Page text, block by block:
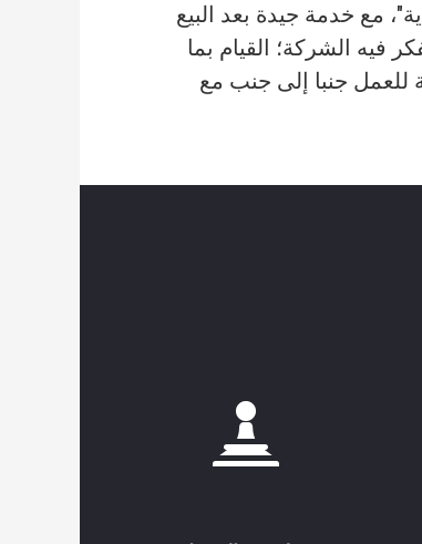
مع خدمة جيدة بعد البيع
فيه الشركة؛ القيام بما
للعمل جنبا إلى جنب مع